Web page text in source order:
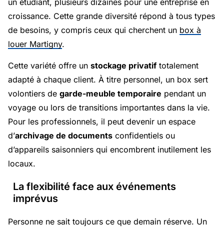
un étudiant, plusieurs dizaines pour une entreprise en
croissance. Cette grande diversité répond à tous types
de besoins, y compris ceux qui cherchent un box à
louer Martigny.
Cette variété offre un stockage privatiftotalement
adapté à chaque client. À titre personnel, un box sert
volontiers de garde-meuble temporaire pendant un
voyage ou lors de transitions importantes dans la vie.
Pour les professionnels, il peut devenir un espace
d’archivage de documents confidentiels ou
d’appareils saisonniers qui encombrent inutilement les
locaux.
La flexibilité face aux événements
imprévus
Personne ne sait toujours ce que demain réserve. Un